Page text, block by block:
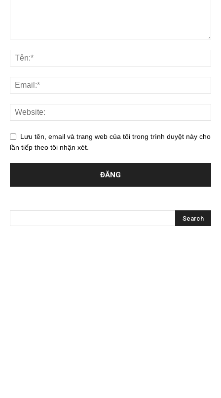
Lưu tên, email và trang web của tôi trong trình duyệt này cho
lần tiếp theo tôi nhận xét.